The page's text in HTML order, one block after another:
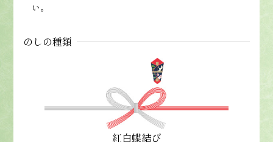
い。
のしの種類
紅白蝶結び